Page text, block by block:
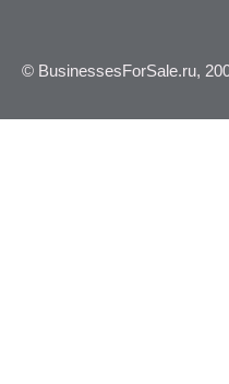
© BusinessesForSale.ru,